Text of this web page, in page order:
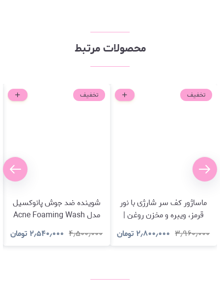
محصولات مرتبط
تخفیف
ماساژور کف سر شارژی با نور
قرمز، ویبره و مخزن روغن |
تجربه‌ای حرفه‌ای برای مراقبت
از مو و پوست س۳٫۹۶۰٫۰۰۰ ۲٫۸۰۰٫۰۰۰ تومان
تخفیف
شوینده ضد جوش پانوکسیل
مدل Acne Foaming Wash
10% Benzoyl Peroxide
۴٫۵۰۰٫۰۰۰ ۲٫۵۴۰٫۰۰۰ تومان